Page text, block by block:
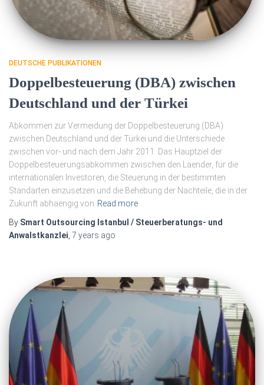
DEUTSCHE PUBLIKATIONEN
Doppelbesteuerung (DBA) zwischen
Deutschland und der Türkei
Abkommen zur Vermeidung der Doppelbesteuerung (DBA)
zwischen Deutschland und der Türkei und die Unterschiede
zwischen vor- und nach dem Jahr 2011. Das Hauptziel der
Doppelbesteuerungsabkommen zwischen den Laender, für die
internationalen Investoren, die Steuerung in der bestimmten
Standarten einzusetzen und die Behebung der Nachteile, die in der
Zukunft abhaengig von Read more
By Smart Outsourcing Istanbul / Steuerberatungs- und
Anwalstkanzlei 7 years ago